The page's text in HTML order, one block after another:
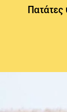
Πατάτες